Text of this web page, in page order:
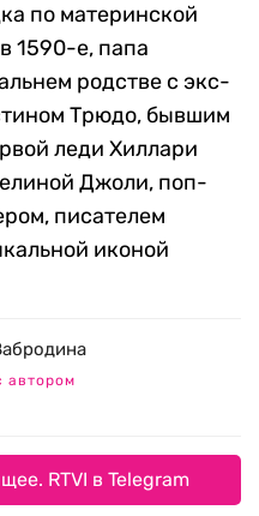
по материнской
1590-е, папа
родстве с экс-
Трюдо, бывшим
леди Хиллари
Джоли, поп-
писателем
иконой
автором
RTVI в Telegram